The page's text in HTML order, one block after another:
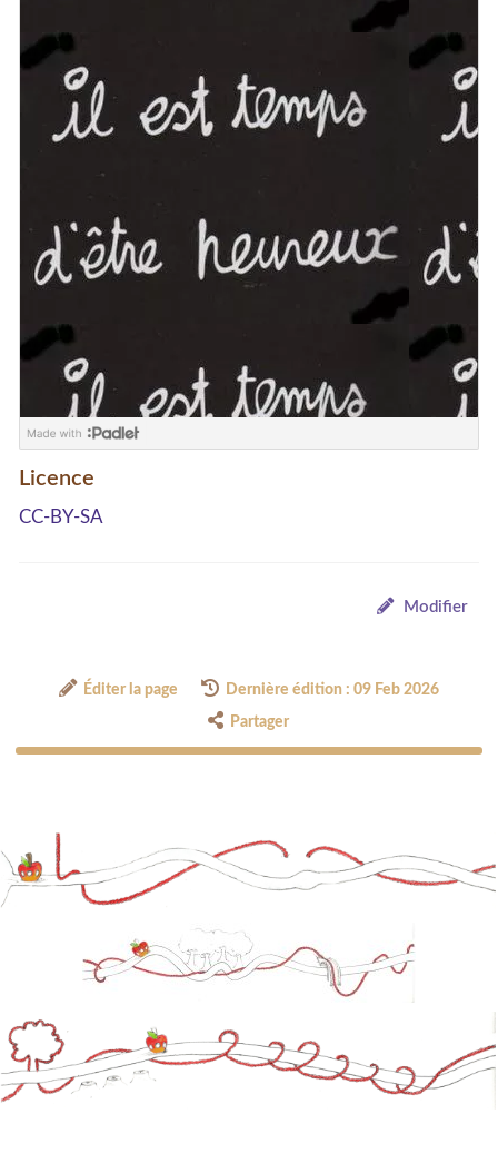
Licence
CC-BY-SA
Modifier
Éditer la page Dernière édition : 09 Feb 2026
Partager